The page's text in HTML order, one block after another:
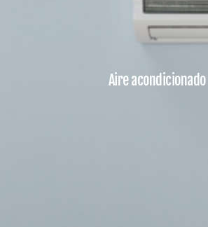
Aire acondicionado